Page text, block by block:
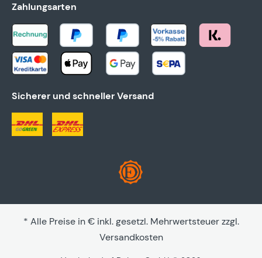
Zahlungsarten
Sicherer und schneller Versand
* Alle Preise in € inkl. gesetzl. Mehrwertsteuer zzgl.
Versandkosten